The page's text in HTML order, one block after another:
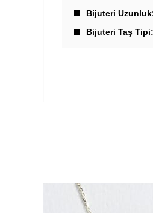
Bijuteri Uzunluk
Bijuteri Taş Tipi